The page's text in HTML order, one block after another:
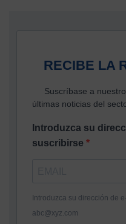
RECIBE LA
Suscríbase a
últimas noticias del
Introduzca su
suscribirse
Introduzca su dirección de
abc@xyz.com